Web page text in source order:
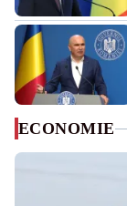
ECONOMIE